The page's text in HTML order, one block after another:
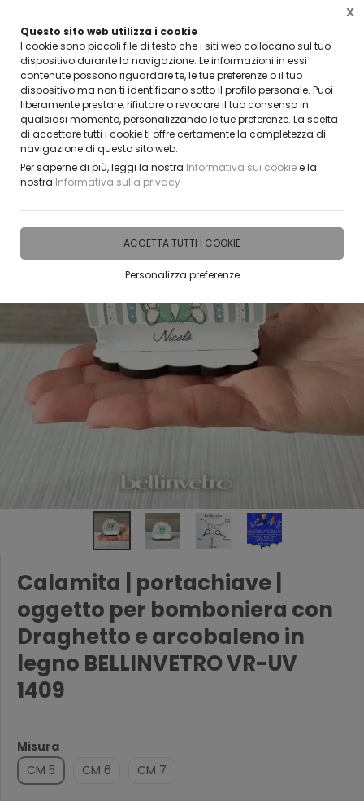
Questo sito web utilizza i cookie
I cookie sono piccoli file di testo che i siti web collocano sul tuo
dispositivo durante la navigazione. Le informazioni in essi
contenute possono riguardare te, le tue preferenze o il tuo
dispositivo ma non ti identificano sotto il profilo personale. Puoi
liberamente prestare, rifiutare o revocare il tuo consenso in
qualsiasi momento, personalizzando le tue preferenze. La scelta
di accettare tutti i cookie ti offre certamente la completezza di
navigazione di questo sito web.
Per saperne di più, leggi la nostra Informativa sui cookiee la
nostra Informativa sulla privacy
ACCETTA TUTTI I COOKIE
Personalizza preferenze
X
CLICCA E SCOPRI I COUPON ATTIVI ADESSO
Home IDEE E REGALI PERSONALIZZABILI BOMBONIERE
Calamita | portachiave |
oggetto per bomboniera con
Draghetto e arcobaleno in
legno BELLINVETRO VR-UV
1409
Misura
CM 5
CM 6 CM 7